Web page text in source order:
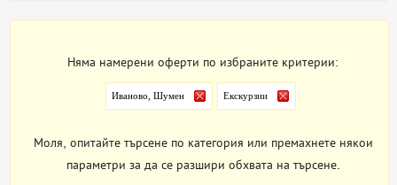
Няма намерени оферти по избраните критерии:
Иваново, Шумен Екскурзии
Моля, опитайте търсене по категория или премахнете някои
параметри за да се разшири обхвата на търсене.